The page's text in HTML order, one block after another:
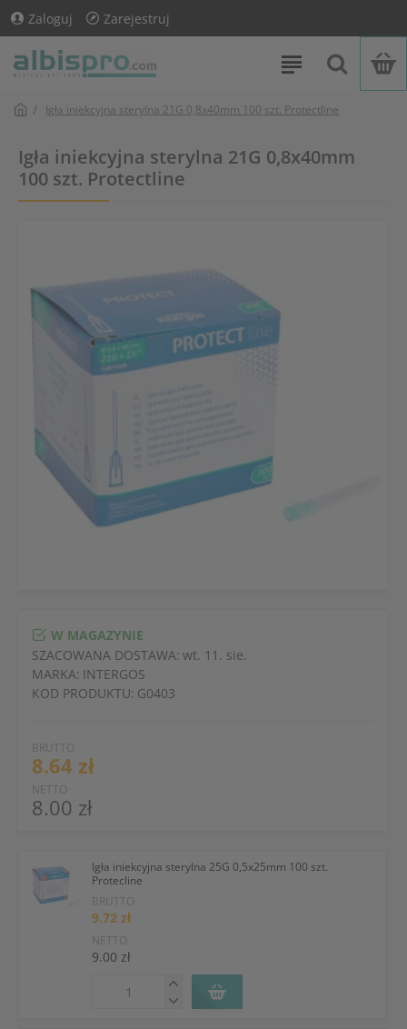
Zaloguj Zarejestruj
Igła iniekcyjna sterylna 21G 0,8x40mm 100 szt. Protectline
Igła iniekcyjna sterylna 21G 0,8x40mm
100 szt. Protectline
BRUTTO
8.64 zł
NETTO
8.00 zł
W MAGAZYNIE
SZACOWANA DOSTAWA: wt. 11. sie.
MARKA: INTERGOS
KOD PRODUKTU: G0403
Igła iniekcyjna sterylna 25G 0,5x25mm 100 szt.
Protecline
BRUTTO
9.72 zł
NETTO
9.00 zł